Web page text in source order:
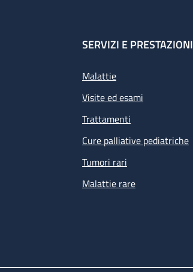
SERVIZI E PRESTAZIONI
Malattie
Visite ed esami
Trattamenti
Cure palliative pediatriche
Tumori rari
Malattie rare